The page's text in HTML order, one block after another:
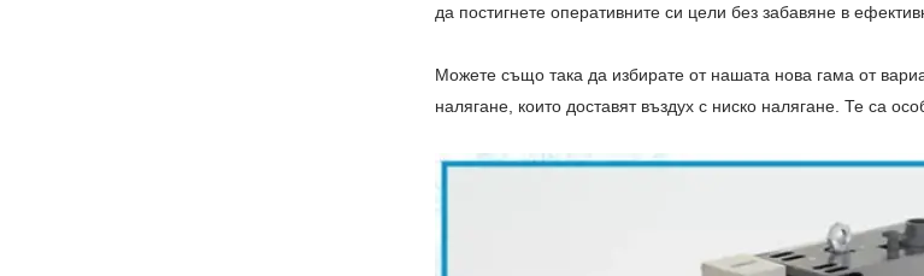
да постигнете оперативните си цели без забавяне в
Можете също така да избирате от нашата нова гама от
налягане, които доставят въздух с ниско налягане. Те са